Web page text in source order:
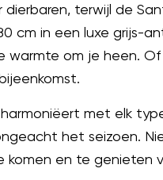
terwijl de
cm in een luxe grijs-
warmte om je heen.
met elk
het seizoen.
komen en te genieten